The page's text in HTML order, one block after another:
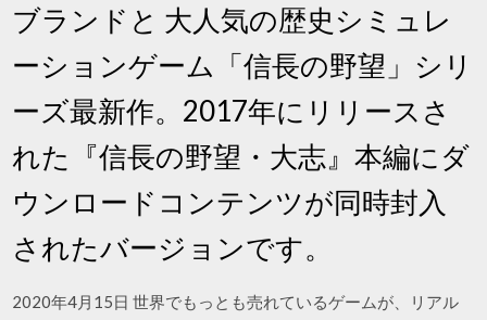
ブランドと 大人気の歴史シミュレ
ーションゲーム「信長の野望」シリ
ーズ最新作。2017年にリリースさ
れた『信長の野望・大志』本編にダ
ウンロードコンテンツが同時封入
されたバージョンです。
2020年4月15日 世界でもっとも売れているゲームが、リアル